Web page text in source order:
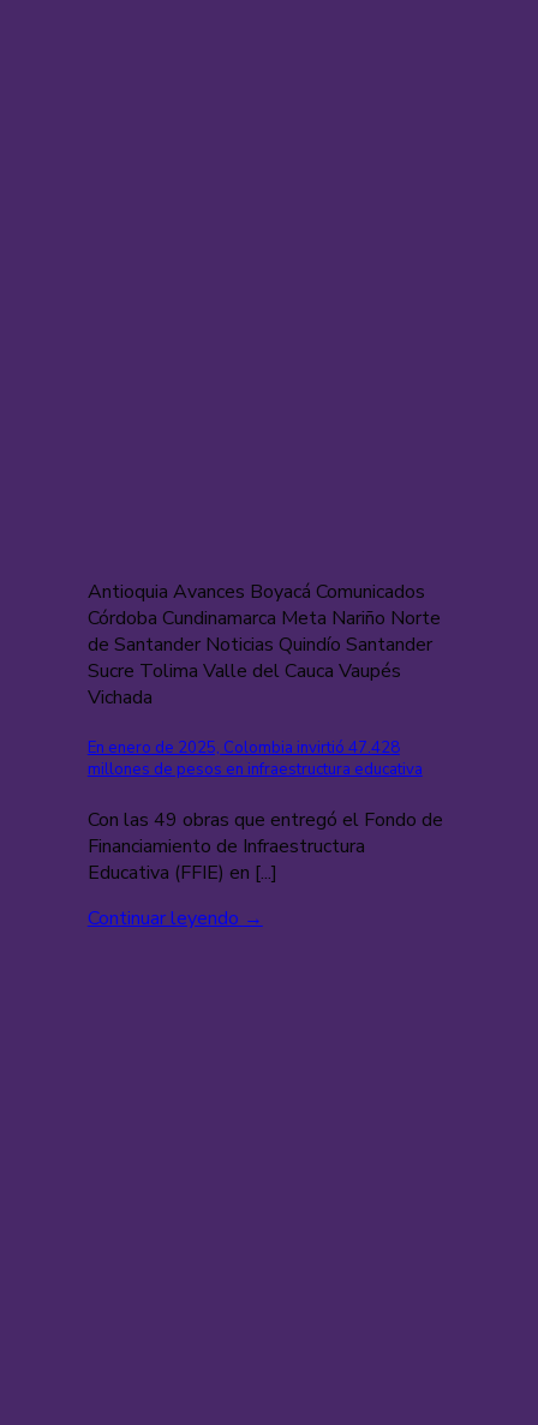
Antioquia Avances Boyacá Comunicados
Córdoba Cundinamarca Meta Nariño Norte
de Santander Noticias Quindío Santander
Sucre Tolima Valle del Cauca Vaupés
Vichada
En enero de 2025, Colombia invirtió 47.428
millones de pesos en infraestructura educativa
Con las 49 obras que entregó el Fondo de
Financiamiento de Infraestructura
Educativa (FFIE) en [...]
Continuar leyendo →